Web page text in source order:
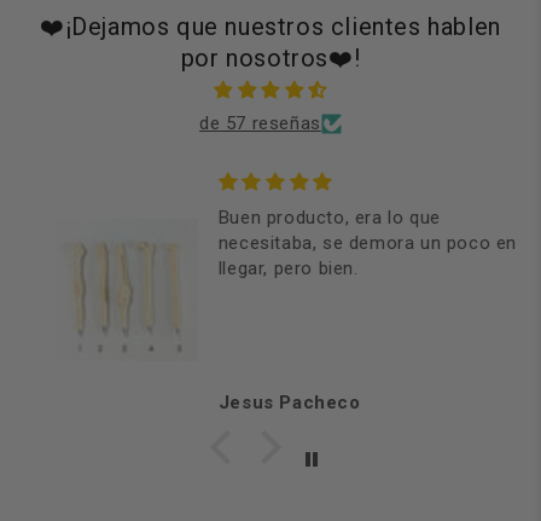
❤️¡Dejamos que nuestros clientes hablen
por nosotros❤️!
de 57 reseñas
Buen producto, era lo que
necesitaba, se demora un poco en
llegar, pero bien.
Jesus Pacheco